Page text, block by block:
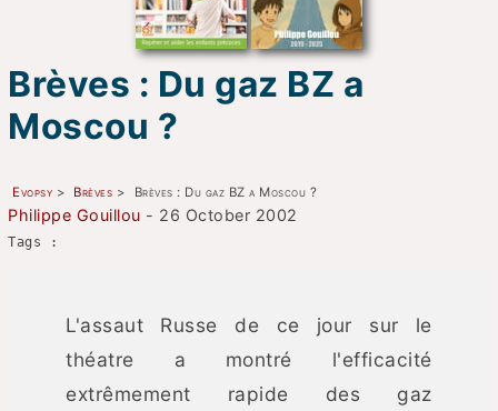
Brèves : Du gaz BZ a
Moscou ?
Evopsy > Brèves > Brèves : Du gaz BZ a Moscou ?
Philippe Gouillou - 26 October 2002
Tags :
L'assaut Russe de ce jour sur le
théatre a montré l'efficacité
extrêmement rapide des gaz